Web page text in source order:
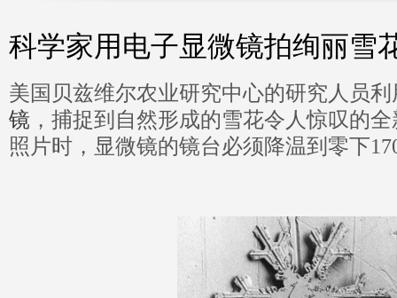
科学家用电子显微镜拍绚丽雪
美国贝兹维尔农业研究中心的研究人员
镜 ，捕捉到自然形成的雪花令人惊叹的
照片时，显微镜的镜台必须降温到零下